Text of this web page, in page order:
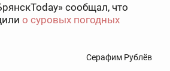
сообщал, что
о суровых погодных
Серафим Рублёв